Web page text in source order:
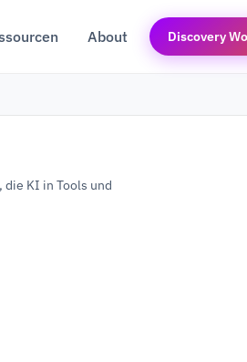
About Discovery
die KI in Tools und